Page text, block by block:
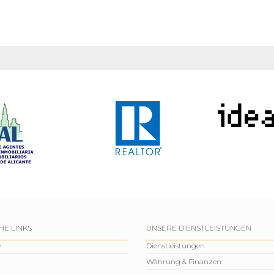
LINKS
UNSERE DIENSTLEISTUNGEN
Dienstleistungen
Währung & Finanzen